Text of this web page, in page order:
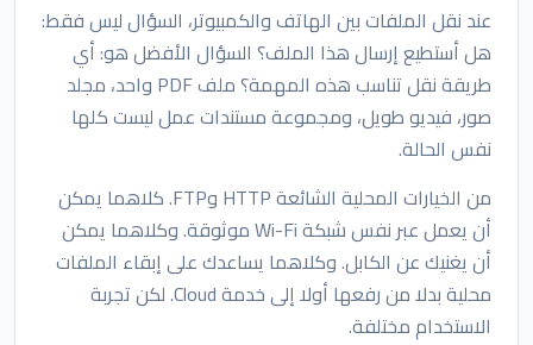
عند نقل الملفات بين الهاتف والكمبيوتر، السؤال ليس فقط:
هل أستطيع إرسال هذا الملف؟ السؤال الأفضل هو: أي
طريقة نقل تناسب هذه المهمة؟ ملف PDF واحد، مجلد
صور، فيديو طويل، ومجموعة مستندات عمل ليست كلها
نفس الحالة.
من الخيارات المحلية الشائعة HTTP وFTP. كلاهما يمكن
أن يعمل عبر نفس شبكة Wi-Fi موثوقة. وكلاهما يمكن
أن يغنيك عن الكابل. وكلاهما يساعدك على إبقاء الملفات
محلية بدلا من رفعها أولا إلى خدمة Cloud. لكن تجربة
الاستخدام مختلفة.